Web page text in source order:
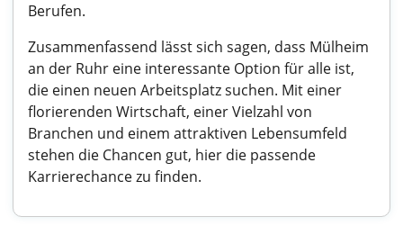
Berufen.
Zusammenfassend lässt sich sagen, dass Mülheim
an der Ruhr eine interessante Option für alle ist,
die einen neuen Arbeitsplatz suchen. Mit einer
florierenden Wirtschaft, einer Vielzahl von
Branchen und einem attraktiven Lebensumfeld
stehen die Chancen gut, hier die passende
Karrierechance zu finden.